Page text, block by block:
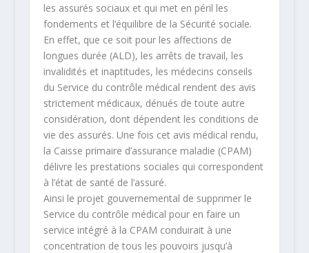
les assurés sociaux et qui met en péril les
fondements et l’équilibre de la Sécurité sociale.
En effet, que ce soit pour les affections de
longues durée (ALD), les arrêts de travail, les
invalidités et inaptitudes, les médecins conseils
du Service du contrôle médical rendent des avis
strictement médicaux, dénués de toute autre
considération, dont dépendent les conditions de
vie des assurés. Une fois cet avis médical rendu,
la Caisse primaire d’assurance maladie (CPAM)
délivre les prestations sociales qui correspondent
à l’état de santé de l’assuré.
Ainsi le projet gouvernemental de supprimer le
Service du contrôle médical pour en faire un
service intégré à la CPAM conduirait à une
concentration de tous les pouvoirs jusqu’à